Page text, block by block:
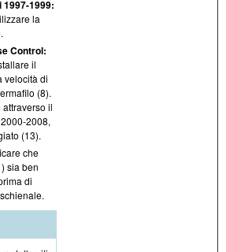
1997-1999:
la
Control:
il
velocità di
(8).
il
2008,
(13).
che
sia ben
di